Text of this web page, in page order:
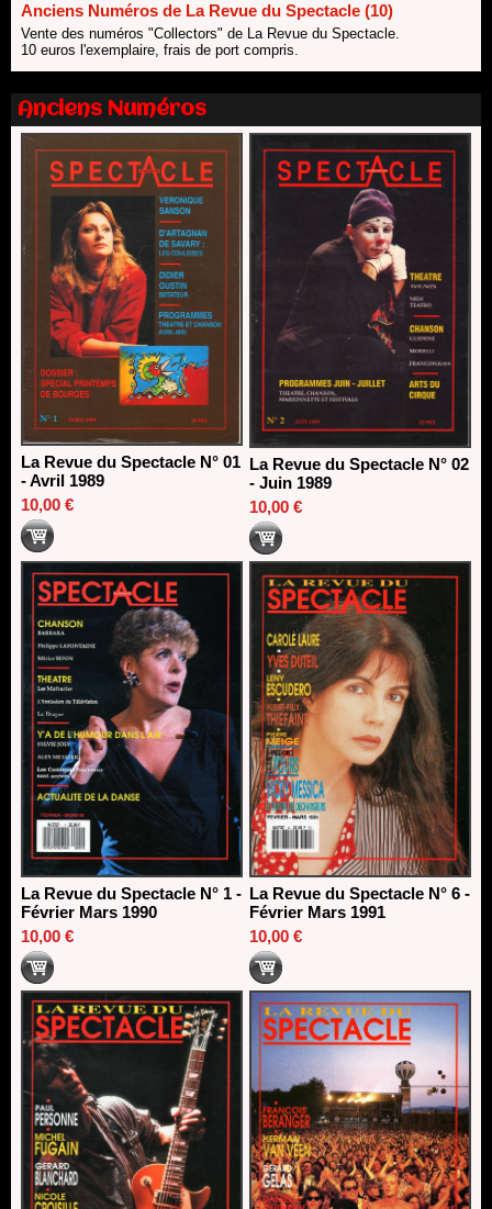
13/06/2026
Dispositif SACD Auteurs d'espaces : les lauréats 2026
18/03/2026
Anciens Numéros de La Revue du Spectacle (10)
Vente des numéros "Collectors" de La Revue du Spectacle.
10 euros l'exemplaire, frais de port compris.
Anciens Numéros
La Revue du Spectacle N° 01
- Avril 1989
10,00 €
La Revue du Spectacle N° 02
- Juin 1989
10,00 €
La Revue du Spectacle N° 1 -
Février Mars 1990
10,00 €
La Revue du Spectacle N° 6 -
Février Mars 1991
10,00 €